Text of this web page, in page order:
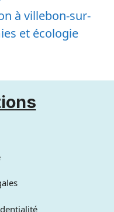
à villebon-sur-
et écologie